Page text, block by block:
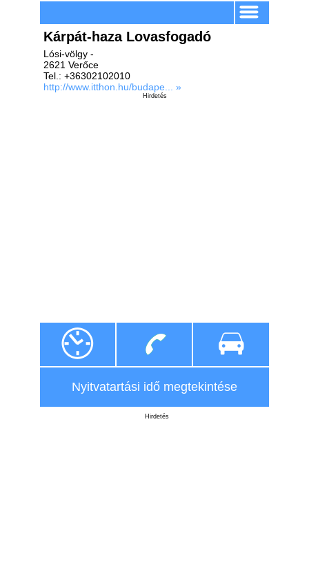
Kárpát-haza Lovasfogadó
Lósi-völgy -
2621 Verőce
Tel.: +36302102010
http://www.itthon.hu/budape... »
Hirdetés
Nyitvatartási idő megtekintése
Hirdetés